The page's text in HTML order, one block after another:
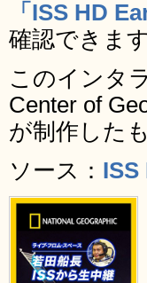
「ISS HD
確認できます
このインタ
Center of
が制作した
ソース： ISS